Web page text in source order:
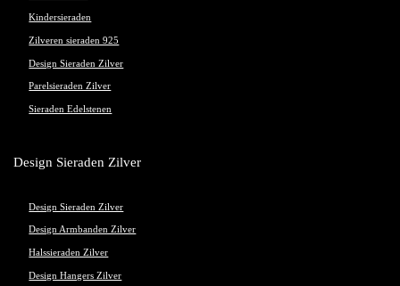
Kindersieraden
Zilveren sieraden 925
Design Sieraden Zilver
Parelsieraden Zilver
Sieraden Edelstenen
Design Sieraden Zilver
Design Sieraden Zilver
Design Armbanden Zilver
Halssieraden Zilver
Design Hangers Zilver